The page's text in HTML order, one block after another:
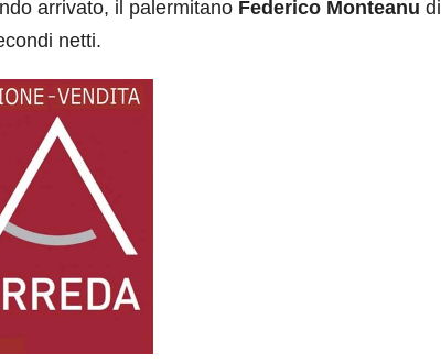
arrivato, il palermitano Federico Monteanu di
netti.